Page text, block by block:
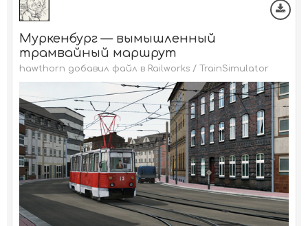
Муркенбург — вымышленный
трамвайный маршрут
hawthorn добавил файл в Railworks / TrainSimulator